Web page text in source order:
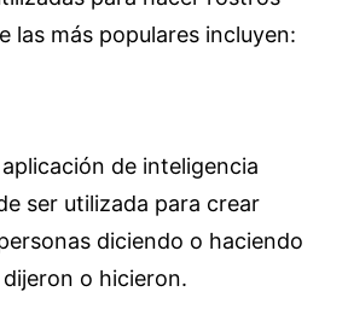
las más populares incluyen:
de inteligencia
ser utilizada para crear
diciendo o haciendo
o hicieron.